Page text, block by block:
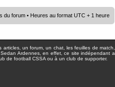
du forum • Heures au format UTC + 1 heure
un forum, un chat, les feuilles de match,
Ardennes, en effet, ce site indépendant a
de football CSSA ou à un club de supporter.